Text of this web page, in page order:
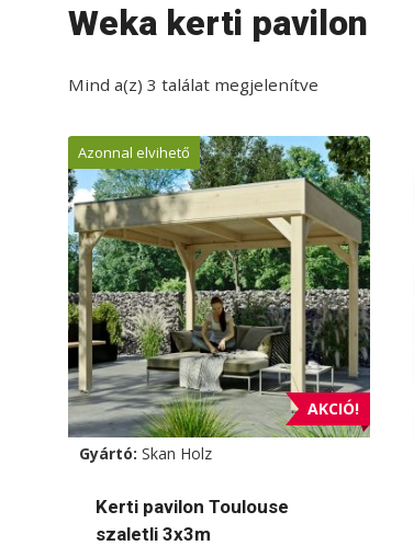
Weka kerti pavilon
Mind a(z) 3 találat megjelenítve
AKCIÓ!
Azonnal elvihető
Gyártó: Skan Holz
Kerti pavilon Toulouse
szaletli 3x3m